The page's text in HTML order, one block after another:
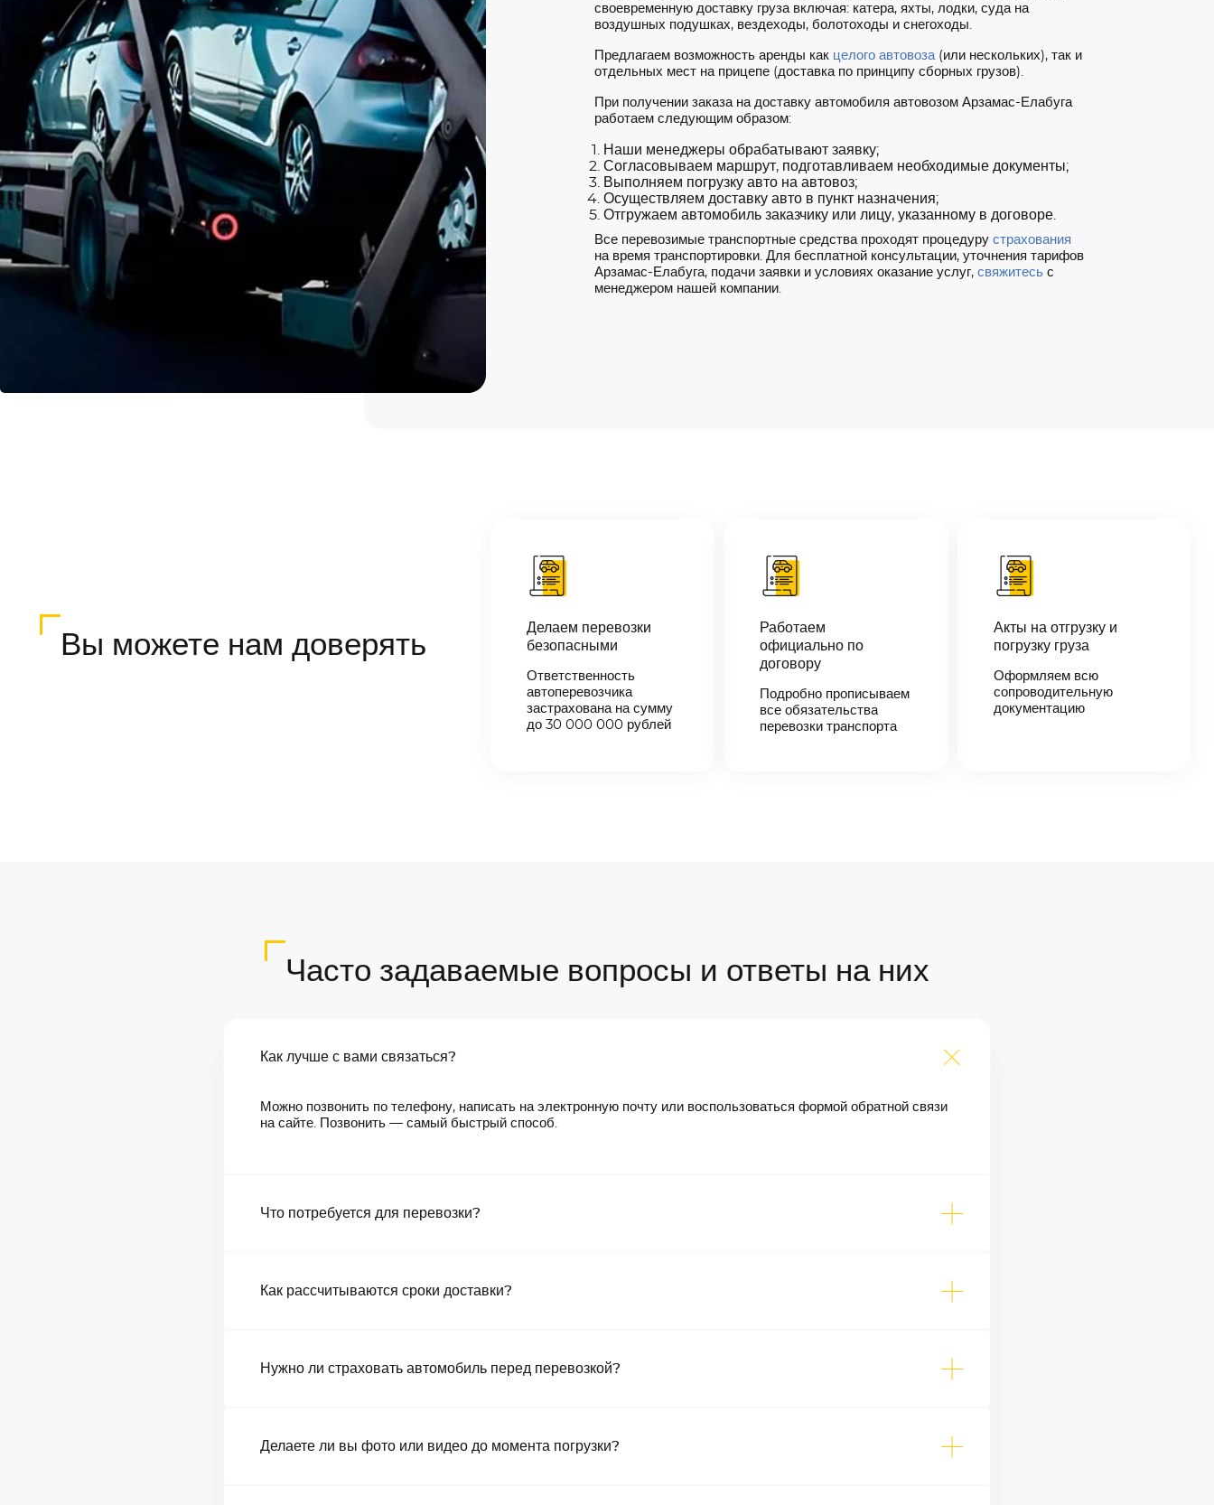
своевременную доставку груза включая: катера, яхты, лодки, суда на
воздушных подушках, вездеходы, болотоходы и снегоходы.
Предлагаем возможность аренды как целого автовоза(или нескольких), так и
отдельных мест на прицепе (доставка по принципу сборных грузов).
При получении заказа на доставку автомобиля автовозом Арзамас-Елабуга
работаем следующим образом:
Наши менеджеры обрабатывают заявку;
Согласовываем маршрут, подготавливаем необходимые документы;
Выполняем погрузку авто на автовоз;
Осуществляем доставку авто в пункт назначения;
Отгружаем автомобиль заказчику или лицу, указанному в договоре.
Все перевозимые транспортные средства проходят процедуру страхования
на время транспортировки. Для бесплатной консультации, уточнения тарифов
Арзамас-Елабуга, подачи заявки и условиях оказание услуг, свяжитесьс
менеджером нашей компании.
Вы можете нам доверять
Делаем перевозки
безопасными
Ответственность
автоперевозчика
застрахована на сумму
до 30 000 000 рублей
Работаем
официально по
договору
Подробно прописываем
все обязательства
перевозки транспорта
Акты на отгрузку и
погрузку груза
Оформляем всю
сопроводительную
документацию
Часто задаваемые вопросы и ответы на них
Как лучше с вами связаться?
Можно позвонить по телефону, написать на электронную почту или воспользоваться формой обратной связи
на сайте. Позвонить — самый быстрый способ.
Что потребуется для перевозки?
Как рассчитываются сроки доставки?
Нужно ли страховать автомобиль перед перевозкой?
Делаете ли вы фото или видео до момента погрузки?